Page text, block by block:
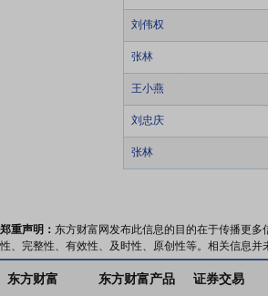
刘伟权
张林
王小燕
刘忠庆
张林
郑重声明： 东方财富网发布此信息的目的在于传播更
性、完整性、有效性、及时性、原创性等。相关信息
东方财富 东方财富产品 证券交易